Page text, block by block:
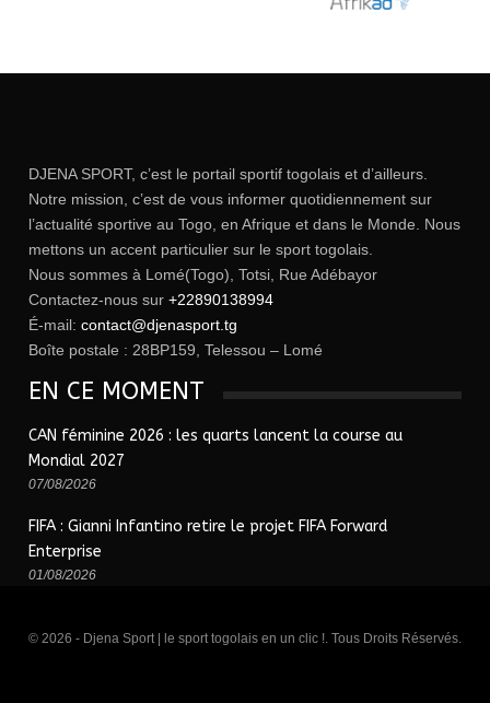
DJENA SPORT, c’est le portail sportif togolais et d’ailleurs.
Notre mission, c’est de vous informer quotidiennement sur
l’actualité sportive au Togo, en Afrique et dans le Monde. Nous
mettons un accent particulier sur le sport togolais.
Nous sommes à Lomé(Togo), Totsi, Rue Adébayor
Contactez-nous sur +22890138994
É-mail: contact@djenasport.tg
Boîte postale : 28BP159, Telessou – Lomé
EN CE MOMENT
CAN féminine 2026 : les quarts lancent la course au
Mondial 2027
07/08/2026
FIFA : Gianni Infantino retire le projet FIFA Forward
Enterprise
01/08/2026
© 2026 - Djena Sport | le sport togolais en un clic !. Tous Droits Réservés.